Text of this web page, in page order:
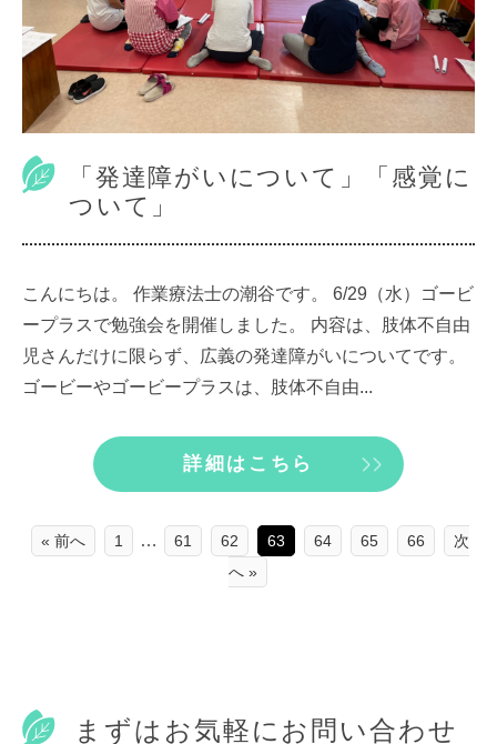
「発達障がいについて」「感覚に
ついて」
こんにちは。 作業療法士の潮谷です。 6/29（水）ゴービ
ープラスで勉強会を開催しました。 内容は、肢体不自由
児さんだけに限らず、広義の発達障がいについてです。
ゴービーやゴービープラスは、肢体不自由...
詳細はこちら
« 前へ 1 … 61 62 63 64 65 66
次
へ »
まずはお気軽にお問い合わせ